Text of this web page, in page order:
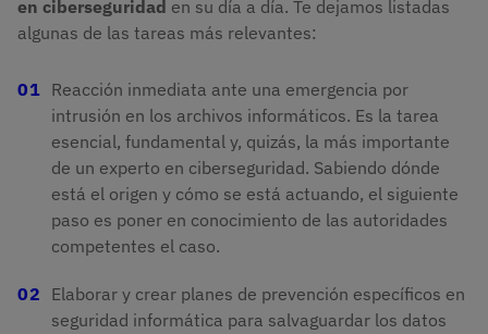
en ciberseguridad en su día a día. Te dejamos listadas
algunas de las tareas más relevantes:
Reacción inmediata ante una emergencia por
intrusión en los archivos informáticos. Es la tarea
esencial, fundamental y, quizás, la más importante
de un experto en ciberseguridad. Sabiendo dónde
está el origen y cómo se está actuando, el siguiente
paso es poner en conocimiento de las autoridades
competentes el caso.
Elaborar y crear planes de prevención específicos en
seguridad informática para salvaguardar los datos